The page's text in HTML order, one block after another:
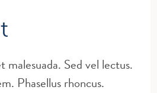
Sed vel lectus.
Phasellus rhoncus.